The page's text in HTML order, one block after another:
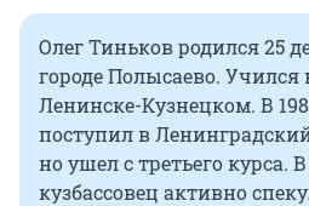
Олег Тиньков родился 25
городе Полысаево. Учился
Ленинске-Кузнецком. В
поступил в
но ушел с третьего курса.
кузбассовец активно